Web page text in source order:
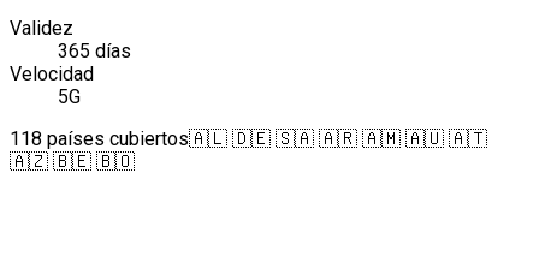
Validez
365 días
Velocidad
5G
118 países cubiertos🇦🇱 🇩🇪 🇸🇦 🇦🇷 🇦🇲 🇦🇺 🇦🇹
🇦🇿 🇧🇪 🇧🇴